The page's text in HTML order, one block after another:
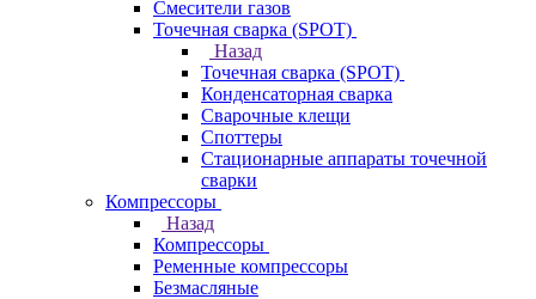
Смесители газов
Точечная сварка (SPOT)
Назад
Точечная сварка (SPOT)
Конденсаторная сварка
Сварочные клещи
Споттеры
Стационарные аппараты точечной
сварки
Компрессоры
Назад
Компрессоры
Ременные компрессоры
Безмасляные